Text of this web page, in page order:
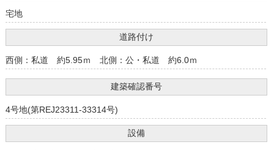
宅地
道路付け
西側：私道 約5.95ｍ 北側：公・私道 約6.0ｍ
建築確認番号
4号地(第REJ23311-33314号)
設備